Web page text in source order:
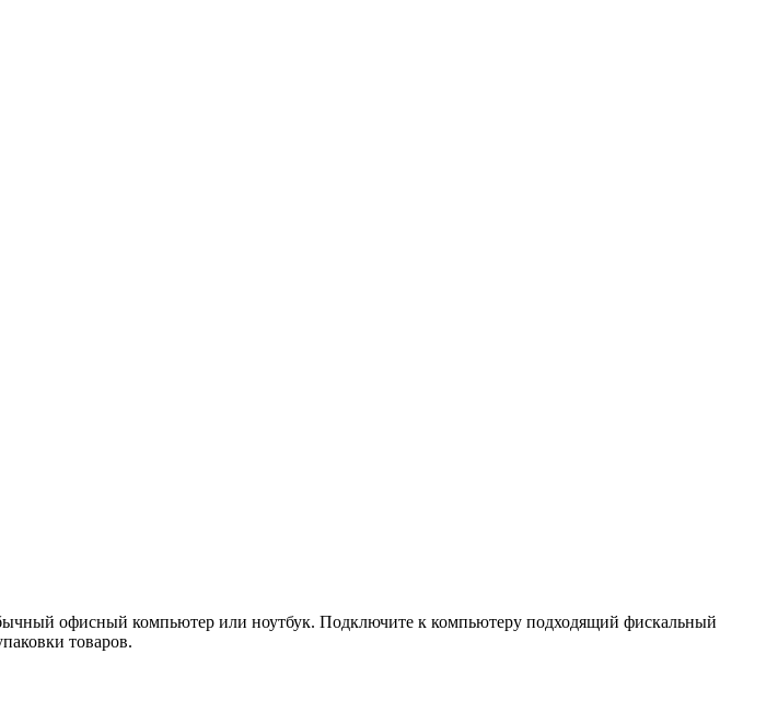
офисный компьютер или ноутбук. Подключите к компьютеру подходящий фискальный
товаров.